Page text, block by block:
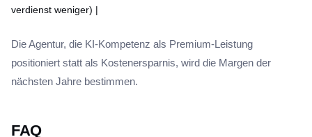
verdienst weniger) |
Die Agentur, die KI-Kompetenz als Premium-Leistung
positioniert statt als Kostenersparnis, wird die Margen der
nächsten Jahre bestimmen.
FAQ